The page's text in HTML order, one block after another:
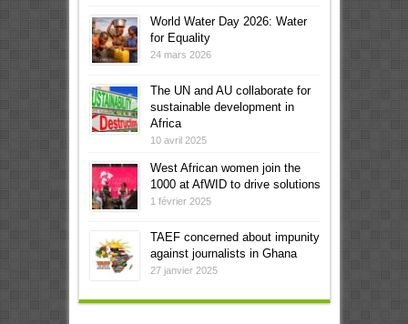
World Water Day 2026: Water
for Equality
24 mars 2026
The UN and AU collaborate for
sustainable development in
Africa
10 avril 2025
West African women join the
1000 at AfWID to drive solutions
1 février 2025
TAEF concerned about impunity
against journalists in Ghana
27 janvier 2025